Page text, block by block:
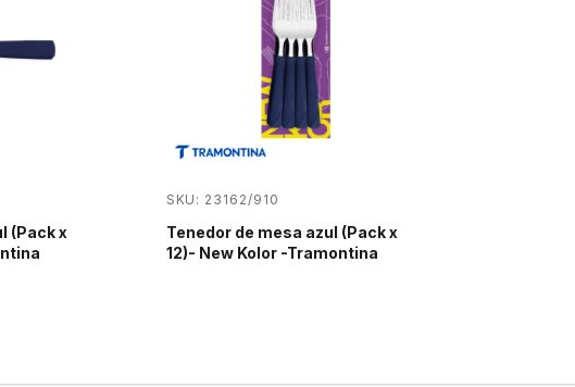
(Pack x
SKU: 23162/910
Tenedor de mesa azul (Pack x
12)- New Kolor -Tramontina